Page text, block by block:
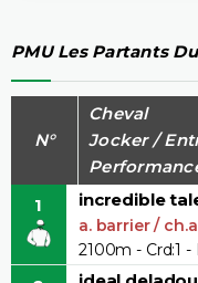
PMU Les Partants
N°
Cheval
Jocker /
1
incredible
a. barrier /
2100m - Crd:1